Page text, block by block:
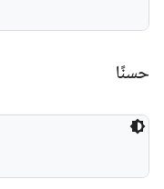
حسنًا